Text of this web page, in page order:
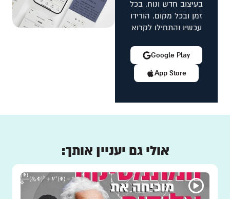
בעיצוב חדש ונוח, בכל
זמן ובכל מקום. הורידו
עכשיו והתחילו לקרוא
App Store
Google Play
אולי גם יעניין אותך: